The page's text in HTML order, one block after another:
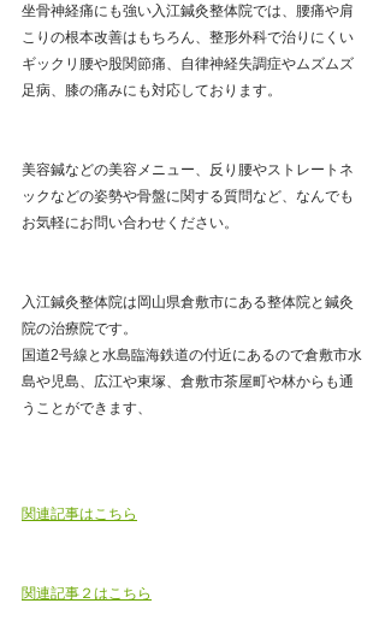
坐骨神経痛にも強い入江鍼灸整体院では、腰痛や肩
こりの根本改善はもちろん、整形外科で治りにくい
ギックリ腰や股関節痛、自律神経失調症やムズムズ
足病、膝の痛みにも対応しております。
美容鍼などの美容メニュー、反り腰やストレートネ
ックなどの姿勢や骨盤に関する質問など、なんでも
お気軽にお問い合わせください。
入江鍼灸整体院は岡山県倉敷市にある整体院と鍼灸
院の治療院です。
国道2号線と水島臨海鉄道の付近にあるので倉敷市水
島や児島、広江や東塚、倉敷市茶屋町や林からも通
うことができます、
関連記事はこちら
関連記事２はこちら